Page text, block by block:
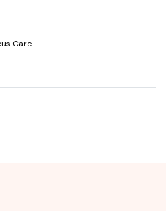
Care